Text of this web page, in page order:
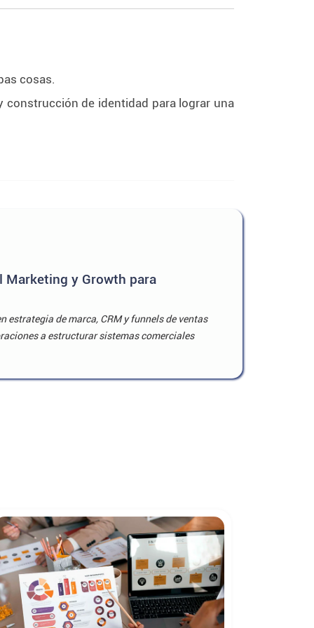
cosas.
construcción de identidad para lograr una
Marketing y Growth para
de marca, CRM y funnels de ventas
a estructurar sistemas comerciales